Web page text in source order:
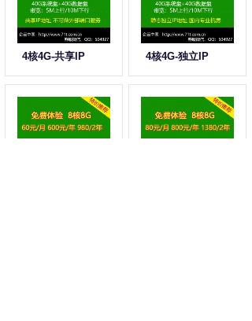
4核4G-共享IP 4核4G-独立IP